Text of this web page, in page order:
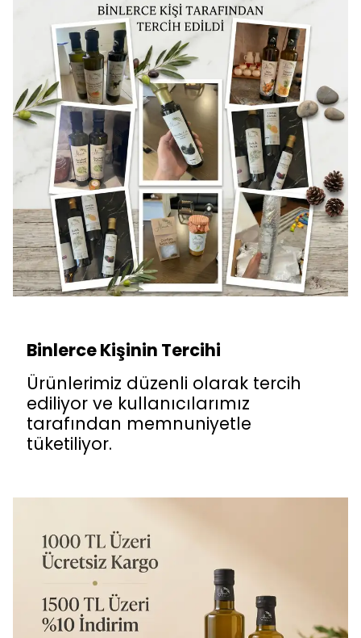
Binlerce Kişinin Tercihi
Ürünlerimiz düzenli olarak tercih
ediliyor ve kullanıcılarımız
tarafından memnuniyetle
tüketiliyor.